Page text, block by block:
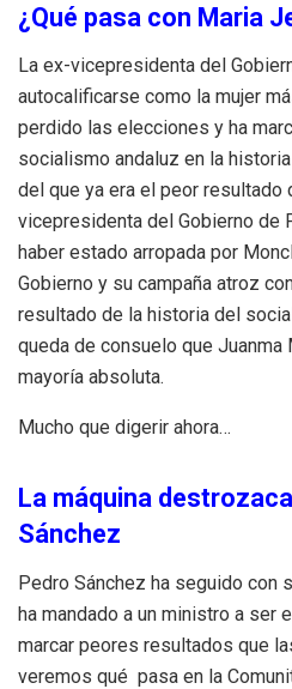
¿Qué pasa con Maria
La ex-vicepresidenta del
autocalificarse como la mujer
perdido las elecciones y ha
socialismo andaluz en la
del que ya era el peor resultado
vicepresidenta del Gobierno de
haber estado arropada por
Gobierno y su campaña atroz
resultado de la historia del
queda de consuelo que Juanma
mayoría absoluta.
Mucho que digerir ahora…
La máquina
Sánchez
Pedro Sánchez ha seguido con
ha mandado a un ministro a ser
marcar peores resultados que
veremos qué pasa en la